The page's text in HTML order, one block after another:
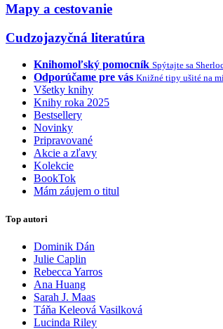
Mapy a cestovanie
Cudzojazyčná literatúra
Knihomoľský pomocník Spýtajte sa
Odporúčame pre vás Knižné tipy ušité na
Všetky knihy
Knihy roka 2025
Bestsellery
Novinky
Pripravované
Akcie a zľavy
Kolekcie
BookTok
Mám záujem o titul
Top autori
Dominik Dán
Julie Caplin
Rebecca Yarros
Ana Huang
Sarah J. Maas
Táňa Keleová Vasilková
Lucinda Riley